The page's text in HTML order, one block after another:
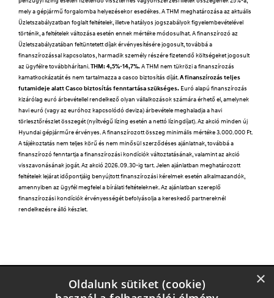
mely a gépjármű forgalomba helyezésekor esedékes. A THM meghatározása az aktuális
Üzletszabályzatban foglalt feltételek, illetve hatályos jogszabályok figyelembevételével
történik, a feltételek változása esetén ennek mértéke módosulhat. A finanszírozó az
Üzletszabályzatában feltüntetett díjak érvényesítésére jogosult, továbbá a
finanszírozással kapcsolatos, harmadik személy részére fizetendő költségeket jogosult
az ügyfélre továbbhárítani.THM: 4,5%-14,7%.A THM nem tükrözi a finanszírozás
kamatkockázatát és nem tartalmazza a casco biztosítás díját.A finanszírozás teljes
futamideje alatt Casco biztosítás fenntartása szükséges. Euró alapú finanszírozás
kizárólag euró árbevétellel rendelkező olyan vállalkozások számára érhető el, amelynek
havi euró (vagy az euróhoz kapcsolódó deviza) árbevétele meghaladja a havi
törlesztőrészlet összegét (nyíltvégű lízing esetén a nettó lízingdíjat). Az akció minden új
Hyundai gépjárműre érvényes. A finanszírozott összeg minimális mértéke 3.000.000 Ft.
A tájékoztatás nem teljes körű és nem minősül szerződéses ajánlatnak, továbbá a
finanszírozó fenntartja a finanszírozási kondíciók változtatásának, valamint az akció
visszavonásának jogát. Az akció 2026.09.30-ig tart. Jelen ajánlatban meghatározott
feltételek lejárat időpontjáig benyújtott finanszírozási kérelmek esetén alkalmazandók,
amennyiben az ügyfél megfelel a bírálati feltételeknek. Az ajánlatban szereplő
finanszírozási kondíciók érvényességét befolyásolja a kereskedő partnereknél
rendelkezésre álló készlet.
×
Oldalunk sütiket (cookie)